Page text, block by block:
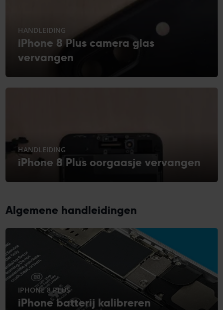
HANDLEIDING
iPhone 8 Plus camera glas
vervangen
HANDLEIDING
iPhone 8 Plus oorgaasje vervangen
Algemene handleidingen
IPHONE 8 PLUS
iPhone batterij kalibreren